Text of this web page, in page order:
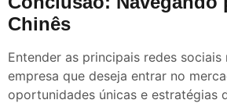
Chinês
Entender as principais redes
empresa que deseja entrar no
oportunidades únicas e estratégias